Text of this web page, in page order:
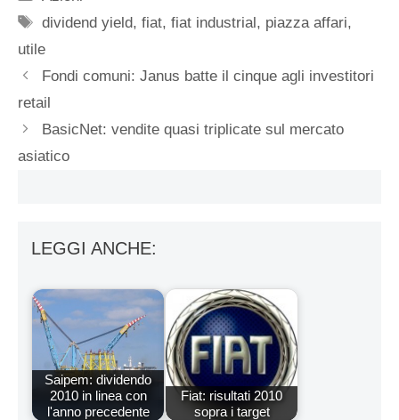
Tag
dividend yield,fiat,fiat industrial , piazza affari,
utile
Fondi comuni: Janus batte il cinque agli investitori
retail
BasicNet: vendite quasi triplicate sul mercato
asiatico
LEGGI ANCHE:
Saipem: dividendo
2010 in linea con
l'anno precedente
Fiat: risultati 2010
sopra i target